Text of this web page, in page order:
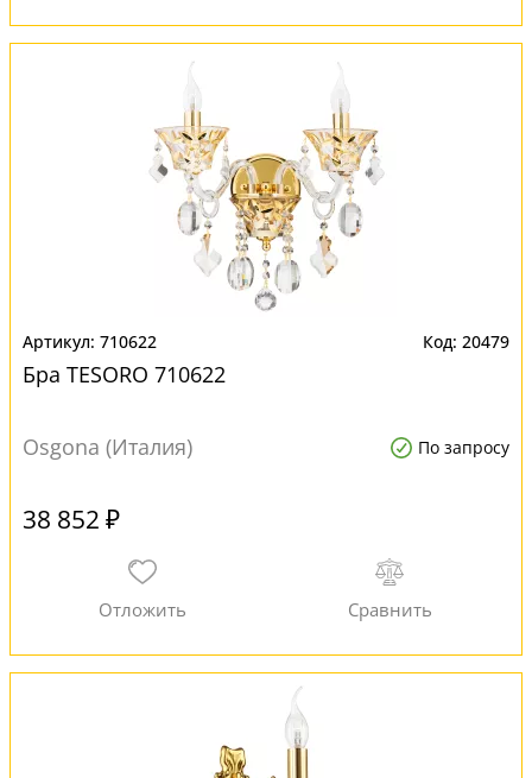
710622 20479
Бра TESORO 710622
Osgona (Италия) По запросу
38 852 ₽